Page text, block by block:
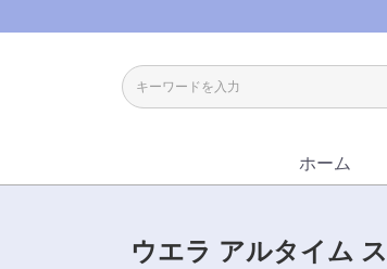
ホーム
ウエラ アルタイム